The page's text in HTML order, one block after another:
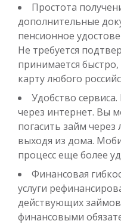
Сумма
Срок
Деньги до
Сумма
Срок
Простота
дополнительные
пенсионное
Не требуется
принимается
карту любого
Удобство
через интернет. Вы
погасить займ
выходя из дома.
процесс еще более
Финансовая
услуги
действующих
финансовыми